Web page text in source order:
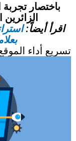
باختصار
اقرأ أيضاً:
تسريع أداء